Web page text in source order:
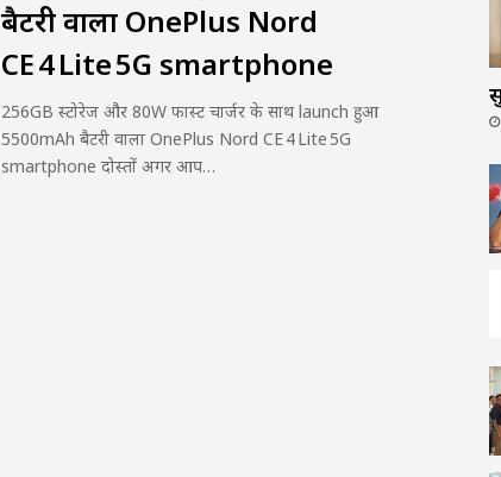
बैटरी वाला OnePlus Nord
CE 4 Lite 5G smartphone
256GB स्टोरेज और 80W फास्ट चार्जर के साथ launch हुआ
5500mAh बैटरी वाला OnePlus Nord CE 4 Lite 5G
smartphone दोस्तों अगर आप…